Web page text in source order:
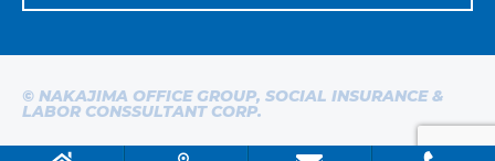
© NAKAJIMA OFFICE GROUP, SOCIAL INSURANCE &
LABOR CONSSULTANT CORP.